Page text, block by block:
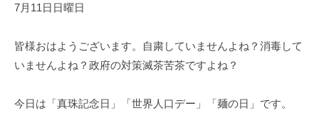
a
s
y
メ
ン
7月11日日曜日
皆様おはようございます。自粛していませんよね？消毒して
いませんよね？政府の対策滅茶苦茶ですよね？
今日は「真珠記念日」「世界人口デー」「麺の日」です。